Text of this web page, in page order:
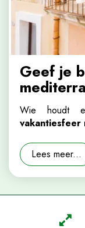
Geef je
Wie houdt
vakantiesfeer
Lees meer...